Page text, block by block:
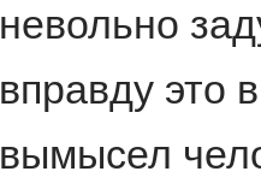
невольно
вправду это
вымысел